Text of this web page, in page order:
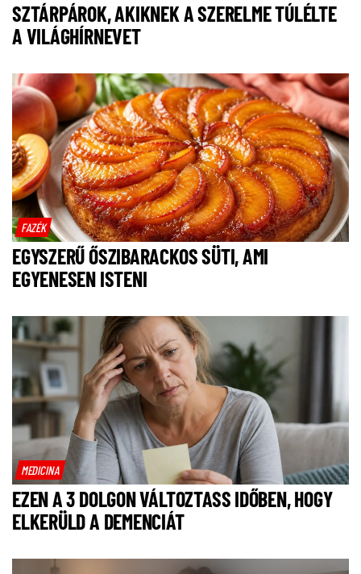
SZTÁRPÁROK, AKIKNEK A SZERELME TÚLÉLTE
A VILÁGHÍRNEVET
FAZÉK
EGYSZERŰ ŐSZIBARACKOS SÜTI, AMI
EGYENESEN ISTENI
MEDICINA
EZEN A 3 DOLGON VÁLTOZTASS IDŐBEN, HOGY
ELKERÜLD A DEMENCIÁT